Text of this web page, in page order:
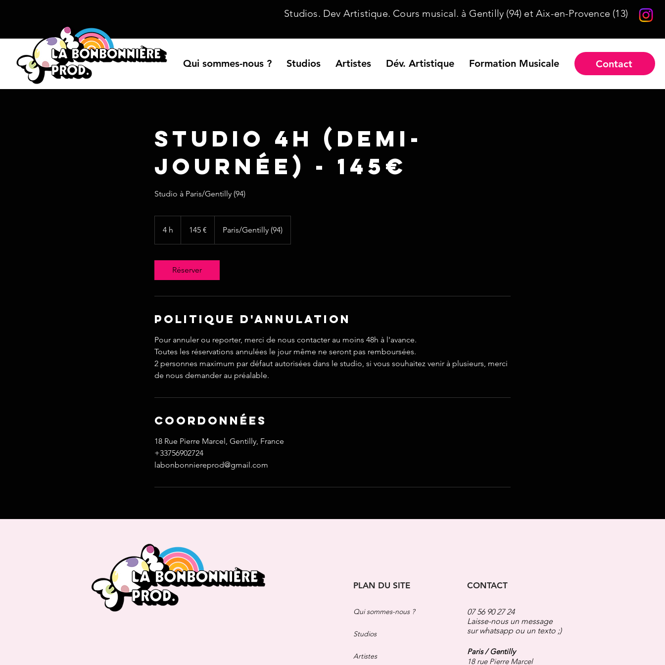
Studios. Dev Artistique. Cours musical. à Gentilly (94) et Aix-en-Provence (13)
Contact
Qui sommes-nous ? Studios Artistes Dév. Artistique Formation Musicale
Studio 4H (demi-
journée) - 145€
Studio à Paris/Gentilly (94)
4 h
h
145 € Paris/Gentilly (94)
Réserver
Politique d'annulation
Pour annuler ou reporter, merci de nous contacter au moins 48h à l'avance.
Toutes les réservations annulées le jour même ne seront pas remboursées.
2 personnes maximum par défaut autorisées dans le studio, si vous souhaitez venir à plusieurs, merci
de nous demander au préalable.
Coordonnées
18 Rue Pierre Marcel, Gentilly, France
+33756902724
labonbonniereprod@gmail.com
PLAN DU SITE
Qui sommes-nous ?
Studios
Artistes
CONTACT
07 56 90 27 24
Laisse-nous un message
sur whatsapp ou un texto ;)
Paris / Gentilly
18 rue Pierre Marcel